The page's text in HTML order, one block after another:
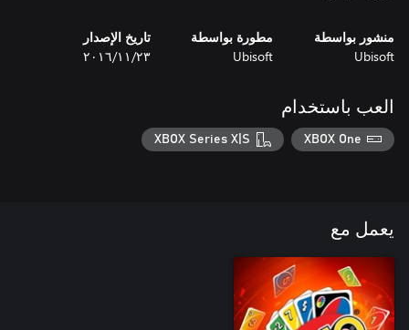
منشور بواسطة
Ubisoft
مطورة بواسطة
Ubisoft
تاريخ الإصدار
٢٣‏/١١‏/٢٠١٦
العب باستخدام
XBOX One
XBOX Series X|S
يعمل مع